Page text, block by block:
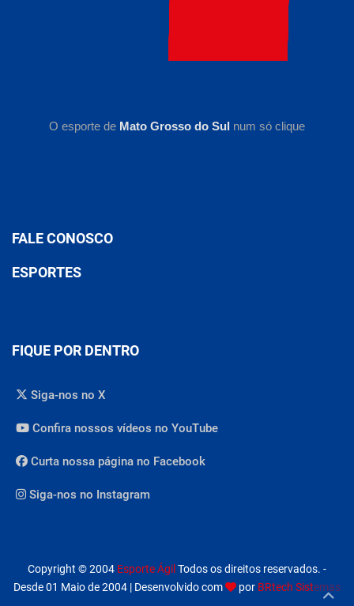
O esporte de Mato Grosso do Sul num só clique
FALE CONOSCO
ESPORTES
FIQUE POR DENTRO
Siga-nos no X
Confira nossos vídeos no YouTube
Curta nossa página no Facebook
Siga-nos no Instagram
Copyright © 2004 Esporte Ágil Todos os direitos reservados. -
Desde 01 Maio de 2004 | Desenvolvido com
por BRtech Sistemas